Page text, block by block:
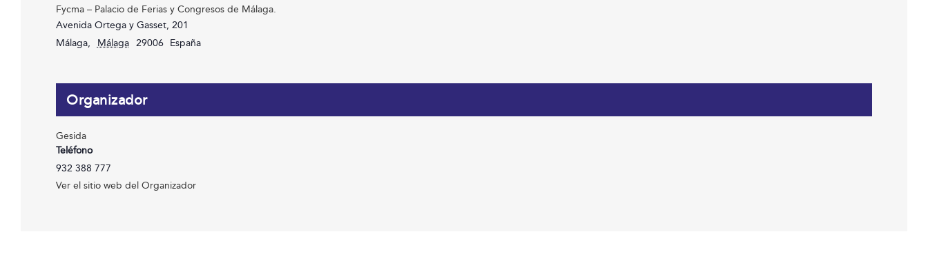
Fycma – Palacio de Ferias y Congresos de Málaga.
Avenida Ortega y Gasset, 201
Málaga, Málaga 29006 España
Organizador
Gesida
Teléfono
932 388 777
Ver el sitio web del Organizador